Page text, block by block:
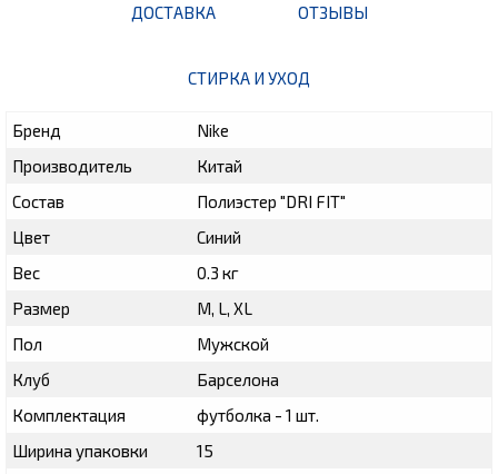
ДОСТАВКА ОТЗЫВЫ
СТИРКА И УХОД
Бренд
Nike
Производитель
Китай
Состав
Полиэстер "DRI FIT"
Цвет
Синий
Вес
0.3 кг
Размер
M, L, XL
Пол
Мужской
Клуб
Барселона
Комплектация
футболка - 1 шт.
Ширина упаковки
15